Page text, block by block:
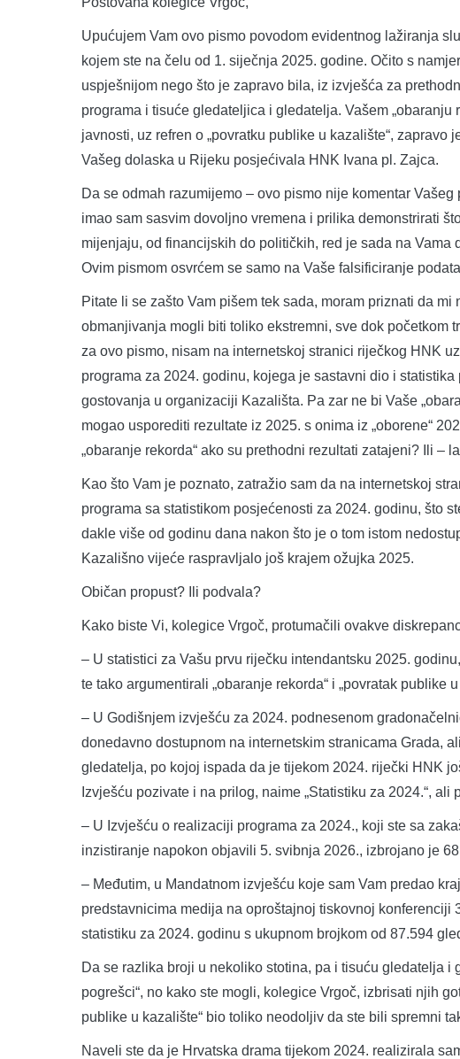
Upućujem Vam ovo pismo povodom evidentnog lažiranja
kojem ste na čelu od 1. siječnja 2025. godine. Očito s
uspješnijom nego što je zapravo bila, iz izvješća za
programa i tisuće gledateljica i gledatelja. Vašem
javnosti, uz refren o „povratku publike u kazalište“, zapravo
Vašeg dolaska u Rijeku posjećivala HNK Ivana pl. Zajca.
Da se odmah razumijemo – ovo pismo nije komentar
imao sam sasvim dovoljno vremena i prilika demonstrirati
mijenjaju, od financijskih do političkih, red je sada na
Ovim pismom osvrćem se samo na Vaše falsificiranje
Pitate li se zašto Vam pišem tek sada, moram priznati da
obmanjivanja mogli biti toliko ekstremni, sve dok početkom
za ovo pismo, nisam na internetskoj stranici riječkog HNK
programa za 2024. godinu, kojega je sastavni dio i
gostovanja u organizaciji Kazališta. Pa zar ne bi Vaše
mogao usporediti rezultate iz 2025. s onima iz „oborene“
„obaranje rekorda“ ako su prethodni rezultati zatajeni? Ili –
Kao što Vam je poznato, zatražio sam da na internetskoj
programa sa statistikom posjećenosti za 2024. godinu, što
dakle više od godinu dana nakon što je o tom istom
Kazališno vijeće raspravljalo još krajem ožujka 2025.
Običan propust? Ili podvala?
Kako biste Vi, kolegice Vrgoč, protumačili ovakve
– U statistici za Vašu prvu riječku intendantsku 2025.
te tako argumentirali „obaranje rekorda“ i „povratak publike
– U Godišnjem izvješću za 2024. podnesenom
donedavno dostupnom na internetskim stranicama Grada,
gledatelja, po kojoj ispada da je tijekom 2024. riječki HNK
Izvješću pozivate i na prilog, naime „Statistiku za 2024.“, ali
– U Izvješću o realizaciji programa za 2024., koji ste sa
inzistiranje napokon objavili 5. svibnja 2026., izbrojano je
– Međutim, u Mandatnom izvješću koje sam Vam predao
predstavnicima medija na oproštajnoj tiskovnoj konferenciji
statistiku za 2024. godinu s ukupnom brojkom od 87.594
Da se razlika broji u nekoliko stotina, pa i tisuću gledatelja i
pogrešci“, no kako ste mogli, kolegice Vrgoč, izbrisati njih
publike u kazalište“ bio toliko neodoljiv da ste bili spremni
Naveli ste da je Hrvatska drama tijekom 2024. realizirala